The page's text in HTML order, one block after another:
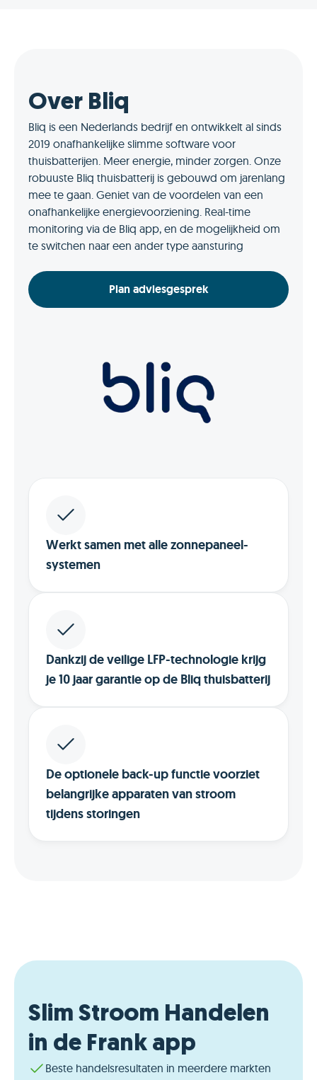
Over Bliq
Bliq is een Nederlands bedrijf en ontwikkelt al sinds
2019 onafhankelijke slimme software voor
thuisbatterijen. Meer energie, minder zorgen. Onze
robuuste Bliq thuisbatterij is gebouwd om jarenlang
mee te gaan. Geniet van de voordelen van een
onafhankelijke energievoorziening. Real-time
monitoring via de Bliq app, en de mogelijkheid om
te switchen naar een ander type aansturing
Plan adviesgesprek
Werkt samen met alle zonnepaneel-
systemen
Dankzij de veilige LFP-technologie krijg
je 10 jaar garantie op de Bliq thuisbatterij
De optionele back-up functie voorziet
belangrijke apparaten van stroom
tijdens storingen
Slim Stroom Handelen
in de Frank app
Beste handelsresultaten in meerdere markten